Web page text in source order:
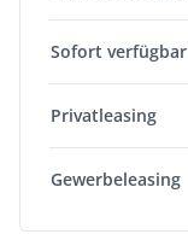
Sofort verfügbar
Privatleasing
Gewerbeleasing